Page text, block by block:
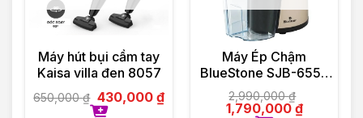
Máy hút bụi cầm tay
Kaisa villa đen 8057
650,000₫ 430,000 ₫
Máy Ép Chậm
BlueStone SJB-6556
150W
2,990,000₫
1,790,000 ₫